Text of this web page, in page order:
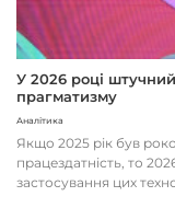
У 2026 році
прагматизму
Аналітика
Якщо 2025 рік був
працездатність, то
застосування цих